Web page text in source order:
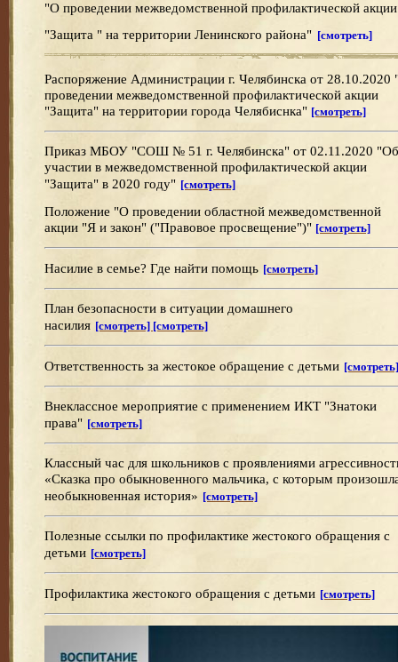
"О проведении межведомственной профилактической акции
"Защита " на территории Ленинского района" [смотреть]
Распоряжение Администрации г. Челябинска от 28.10.2020
проведении межведомственной профилактической акции
"Защита" на территории города Челябиснка" [смотреть]
Приказ МБОУ "СОШ № 51 г. Челябинска" от 02.11.2020 "Об
участии в межведомственной профилактической акции
"Защита" в 2020 году" [смотреть]
Положение "О проведении областной межведомственной
акции "Я и закон" ("Правовое просвещение")" [смотреть]
Насилие в семье? Где найти помощь [смотреть]
План безопасности в ситуации домашнего
насилия [смотреть] [смотреть]
Ответственность за жестокое обращение с детьми [смотреть]
Внеклассное мероприятие с применением ИКТ "Знатоки
права" [смотреть]
Классный час для школьников с проявлениями
«Сказка про обыкновенного мальчика, с которым
необыкновенная история» [смотреть]
Полезные ссылки по профилактике жестокого обращения с
детьми [смотреть]
Профилактика жестокого обращения с детьми [смотреть]